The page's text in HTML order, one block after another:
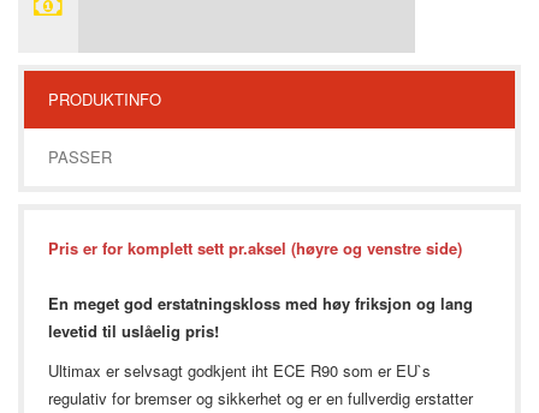
PRODUKTINFO
PASSER
Pris er for komplett sett pr.aksel (høyre og venstre side)
En meget god erstatningskloss med høy friksjon og lang
levetid til uslåelig pris!
Ultimax er selvsagt godkjent iht ECE R90 som er EU`s
regulativ for bremser og sikkerhet og er en fullverdig erstatter